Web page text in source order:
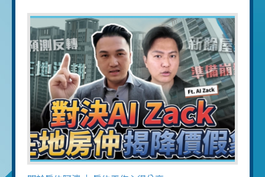
「台中買房房仲推薦」，這篇文章會幫你省掉
至少三個月的冤枉路。 為什麼「台中房仲推
薦」這件事特別難？ 先講一個你可能不知道的
數字：台中市登記有案的不動產經紀人超過上
萬人，加上未登記的兼職、掛牌業務，實際在
市場上跑的人數更多。這代表什麼？你隨便丟
一塊石頭，都能砸到一個房仲，但砸到好的機
率，大概只有兩成。 問題不在於房仲太多，而
在於進入門檻太低。考一張營業員證照，背一
背法規，就能掛牌上班。但真正會幫你談判、